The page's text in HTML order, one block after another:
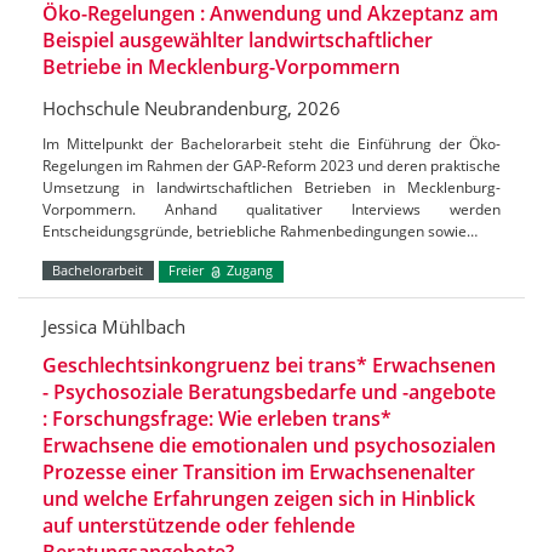
Öko-Regelungen : Anwendung und Akzeptanz am
Beispiel ausgewählter landwirtschaftlicher
Betriebe in Mecklenburg-Vorpommern
Hochschule Neubrandenburg, 2026
Im Mittelpunkt der Bachelorarbeit steht die Einführung der Öko-
Regelungen im Rahmen der GAP-Reform 2023 und deren praktische
Umsetzung in landwirtschaftlichen Betrieben in Mecklenburg-
Vorpommern. Anhand qualitativer Interviews werden
Entscheidungsgründe, betriebliche Rahmenbedingungen sowie…
Bachelorarbeit Freier Zugang
Jessica Mühlbach
Geschlechtsinkongruenz bei trans* Erwachsenen
- Psychosoziale Beratungsbedarfe und -angebote
: Forschungsfrage: Wie erleben trans*
Erwachsene die emotionalen und psychosozialen
Prozesse einer Transition im Erwachsenenalter
und welche Erfahrungen zeigen sich in Hinblick
auf unterstützende oder fehlende